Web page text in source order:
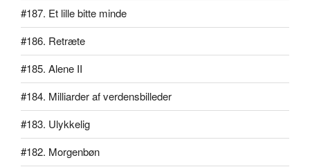
#187. Et lille bitte minde
#186. Retræte
#185. Alene II
#184. Milliarder af verdensbilleder
#183. Ulykkelig
#182. Morgenbøn